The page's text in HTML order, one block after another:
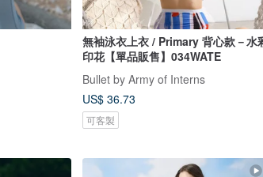
無袖泳衣上衣 / Primary 背心款－水
印花【單品販售】034WATE
Bullet by Army of Interns
US$ 36.73
可客製